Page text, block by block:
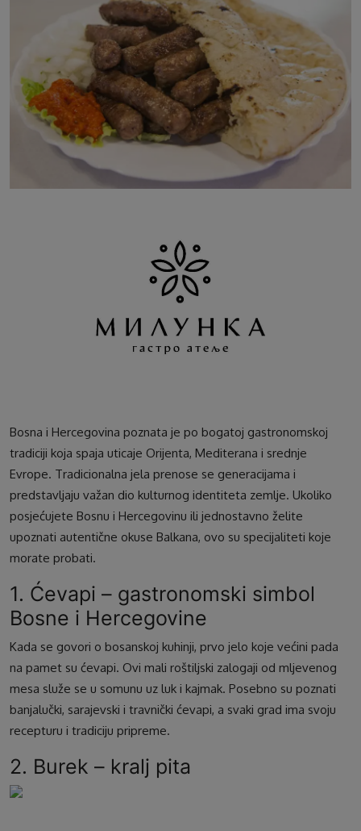
Bosna i Hercegovina poznata je po bogatoj gastronomskoj
tradiciji koja spaja uticaje Orijenta, Mediterana i srednje
Evrope. Tradicionalna jela prenose se generacijama i
predstavljaju važan dio kulturnog identiteta zemlje. Ukoliko
posjećujete Bosnu i Hercegovinu ili jednostavno želite
upoznati autentične okuse Balkana, ovo su specijaliteti koje
morate probati.
1. Ćevapi – gastronomski simbol
Bosne i Hercegovine
Kada se govori o bosanskoj kuhinji, prvo jelo koje većini pada
na pamet su ćevapi. Ovi mali roštiljski zalogaji od mljevenog
mesa služe se u somunu uz luk i kajmak. Posebno su poznati
banjalučki, sarajevski i travnički ćevapi, a svaki grad ima svoju
recepturu i tradiciju pripreme.
2. Burek – kralj pita